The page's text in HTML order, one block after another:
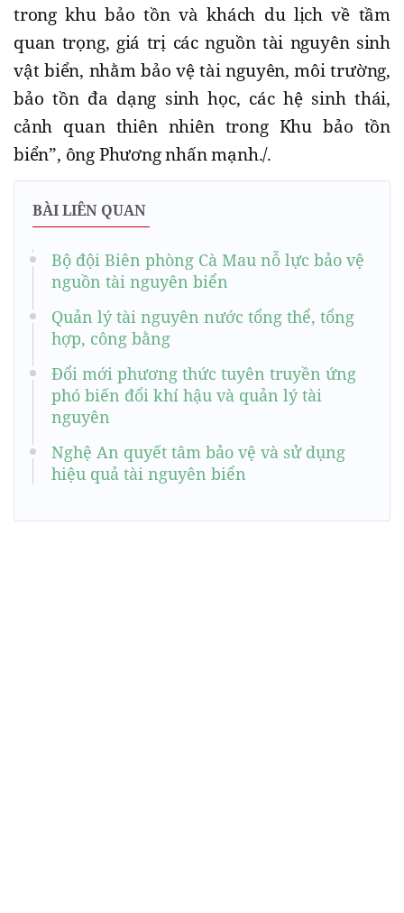
trong khu bảo tồn và khách du lịch về tầm
quan trọng, giá trị các nguồn tài nguyên sinh
vật biển, nhằm bảo vệ tài nguyên, môi trường,
bảo tồn đa dạng sinh học, các hệ sinh thái,
cảnh quan thiên nhiên trong Khu bảo tồn
biển”, ông Phương nhấn mạnh./.
BÀI LIÊN QUAN
Bộ đội Biên phòng Cà Mau nỗ lực bảo vệ
nguồn tài nguyên biển
Quản lý tài nguyên nước tổng thể, tổng
hợp, công bằng
Đổi mới phương thức tuyên truyền ứng
phó biến đổi khí hậu và quản lý tài
nguyên
Nghệ An quyết tâm bảo vệ và sử dụng
hiệu quả tài nguyên biển